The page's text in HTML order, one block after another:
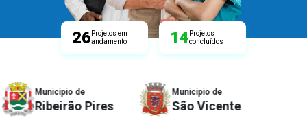
26 Projetos em
andamento
14Projetos
concluídos
Município de
Ribeirão Pires
Município de
São Vicente